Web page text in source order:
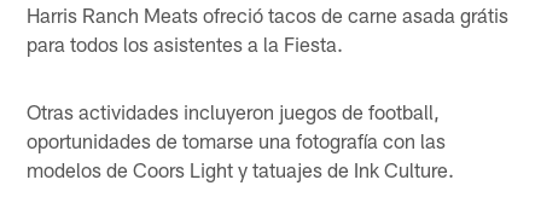
Harris Ranch Meats ofreció tacos de carne asada grátis
para todos los asistentes a la Fiesta.
Otras actividades incluyeron juegos de football,
oportunidades de tomarse una fotografía con las
modelos de Coors Light y tatuajes de Ink Culture.